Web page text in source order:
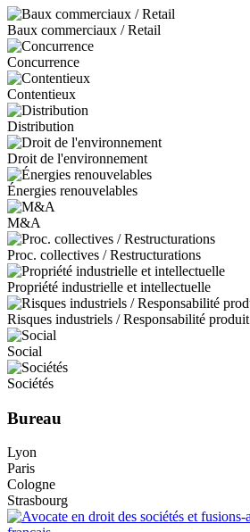
Baux commerciaux / Retail
Concurrence
Contentieux
Distribution
Droit de l'environnement
Énergies renouvelables
M&A
Proc. collectives / Restructurations
Propriété industrielle et intellectuelle
Risques industriels / Responsabilité produit
Social
Sociétés
Bureau
Lyon
Paris
Cologne
Strasbourg